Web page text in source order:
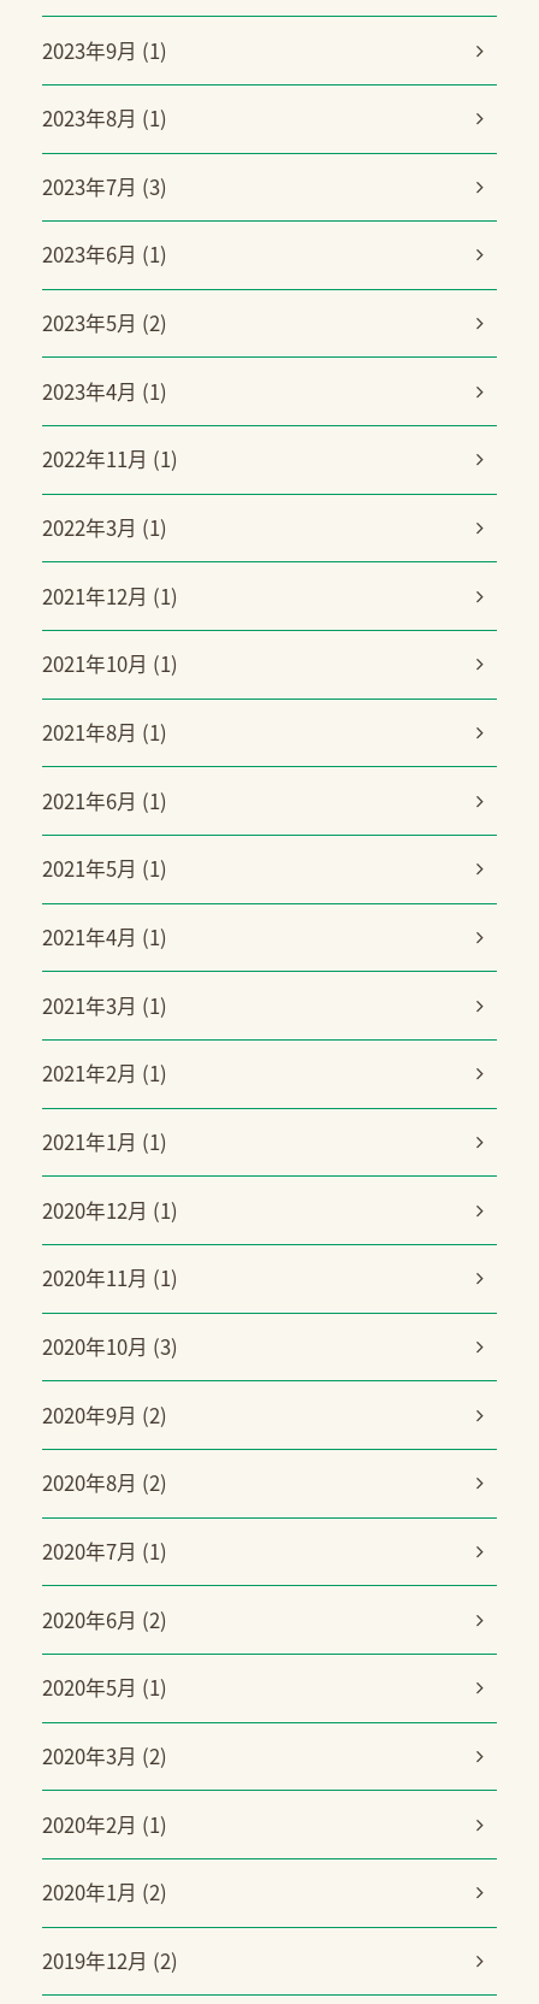
2023年9月 (1)
2023年8月 (1)
2023年7月 (3)
2023年6月 (1)
2023年5月 (2)
2023年4月 (1)
2022年11月 (1)
2022年3月 (1)
2021年12月 (1)
2021年10月 (1)
2021年8月 (1)
2021年6月 (1)
2021年5月 (1)
2021年4月 (1)
2021年3月 (1)
2021年2月 (1)
2021年1月 (1)
2020年12月 (1)
2020年11月 (1)
2020年10月 (3)
2020年9月 (2)
2020年8月 (2)
2020年7月 (1)
2020年6月 (2)
2020年5月 (1)
2020年3月 (2)
2020年2月 (1)
2020年1月 (2)
2019年12月 (2)